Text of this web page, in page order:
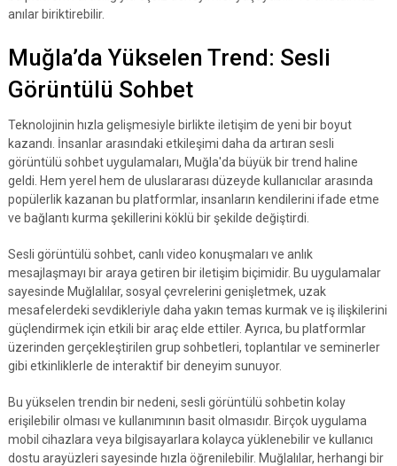
anılar biriktirebilir.
Muğla’da Yükselen Trend: Sesli
Görüntülü Sohbet
Teknolojinin hızla gelişmesiyle birlikte iletişim de yeni bir boyut
kazandı. İnsanlar arasındaki etkileşimi daha da artıran sesli
görüntülü sohbet uygulamaları, Muğla'da büyük bir trend haline
geldi. Hem yerel hem de uluslararası düzeyde kullanıcılar arasında
popülerlik kazanan bu platformlar, insanların kendilerini ifade etme
ve bağlantı kurma şekillerini köklü bir şekilde değiştirdi.
Sesli görüntülü sohbet, canlı video konuşmaları ve anlık
mesajlaşmayı bir araya getiren bir iletişim biçimidir. Bu uygulamalar
sayesinde Muğlalılar, sosyal çevrelerini genişletmek, uzak
mesafelerdeki sevdikleriyle daha yakın temas kurmak ve iş ilişkilerini
güçlendirmek için etkili bir araç elde ettiler. Ayrıca, bu platformlar
üzerinden gerçekleştirilen grup sohbetleri, toplantılar ve seminerler
gibi etkinliklerle de interaktif bir deneyim sunuyor.
Bu yükselen trendin bir nedeni, sesli görüntülü sohbetin kolay
erişilebilir olması ve kullanımının basit olmasıdır. Birçok uygulama
mobil cihazlara veya bilgisayarlara kolayca yüklenebilir ve kullanıcı
dostu arayüzleri sayesinde hızla öğrenilebilir. Muğlalılar, herhangi bir